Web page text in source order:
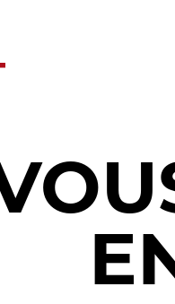
de l'ERACM